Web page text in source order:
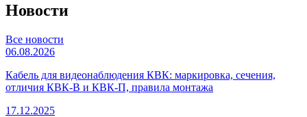
Новости
Все новости
06.08.2026
Кабель для видеонаблюдения КВК: маркировка, сечения,
отличия КВК-В и КВК-П, правила монтажа
17.12.2025